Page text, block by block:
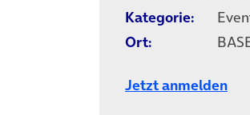
Kategorie:
Ort:
Jetzt anmelden